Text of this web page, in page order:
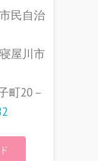
民自治
屋川市
20－